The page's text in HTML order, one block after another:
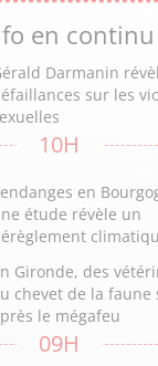
en continu
Darmanin
sur les
10H
en
étude révèle un
Gironde, des
chevet de la faune
le mégafeu
09H